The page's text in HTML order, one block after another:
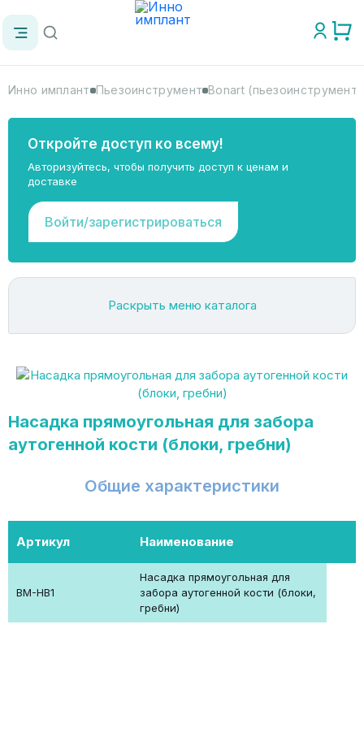
Инно имплант Пьезоинструмент Bonart (пьезоинструмент)
Откройте доступ ко всему!
Авторизуйтесь, чтобы получить доступ к ценам и
доставке
Войти/зарегистрироваться
Раскрыть меню каталога
Насадка прямоугольная для забора
аутогенной кости (блоки, гребни)
Общие характеристики
Артикул Наименование
BM-HB1
Насадка прямоугольная для
забора аутогенной кости (блоки,
гребни)